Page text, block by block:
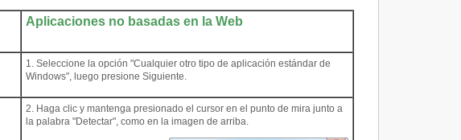
Aplicaciones no basadas en la Web
1. Seleccione la opción "Cualquier otro tipo de aplicación estándar de
Windows", luego presione Siguiente.
2. Haga clic y mantenga presionado el cursor en el punto de mira junto a
la palabra "Detectar", como en la imagen de arriba.